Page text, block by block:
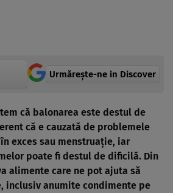
Urmărește-ne in Discover
că balonarea este destul de
că e cauzată de problemele
exces sau menstruație, iar
poate fi destul de dificilă. Din
alimente care ne pot ajuta să
inclusiv anumite condimente pe